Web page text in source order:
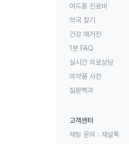
여드름 진료비
약국 찾기
건강 매거진
1분 FAQ
실시간 의료상담
의약품 사전
질환백과
고객센터
채팅 문의 : 채널톡